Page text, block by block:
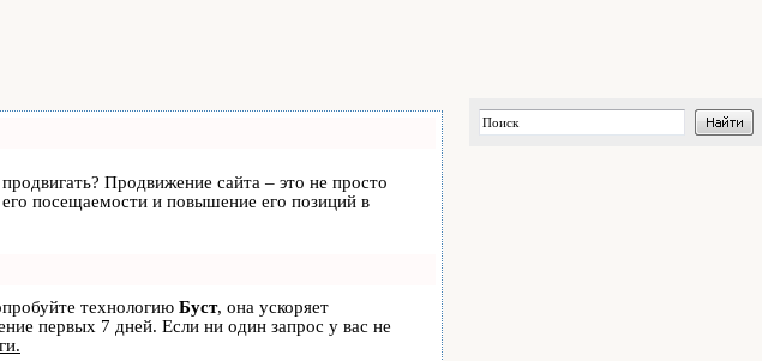
Продвижение сайта – это не просто
посещаемости и повышение его позиций в
технологию Буст, она ускоряет
первых 7 дней. Если ни один запрос у вас не